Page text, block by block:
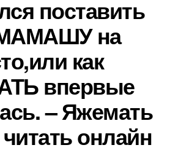
т
ь
б
р
и
к
и
поставить
на
как
впервые
– Яжемать
онлайн